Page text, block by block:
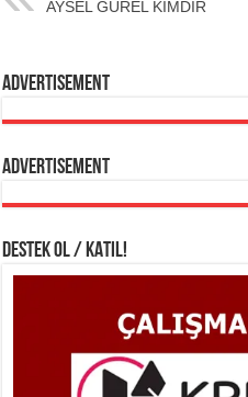
AYSEL GÜREL KİMDİR
Advertisement
Advertisement
DESTEK OL / KATIL!